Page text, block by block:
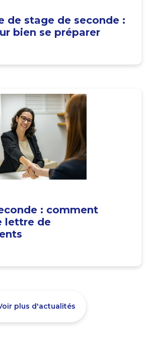
de stage de seconde :
bien se préparer
: comment
lettre de
plus d'actualités